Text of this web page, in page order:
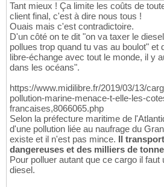
Tant mieux ! Ça limite les coûts de
client final, c'est à dire nous tous !
Ouais mais c'est contradictoire.
D'un côté on te dit "on va taxer le
pollues trop quand tu vas au boulot" et
libre-échange avec tout le monde, il y
dans les océans".
https://www.midilibre.fr/2019/03/13/
pollution-marine-menace-t-elle-les-
francaises,8066065.php
Selon la préfecture maritime de
d'une pollution liée au naufrage du
existe et il n'est pas mince. Il
dangereuses et des milliers de
Pour polluer autant que ce cargo il faut
diesel.